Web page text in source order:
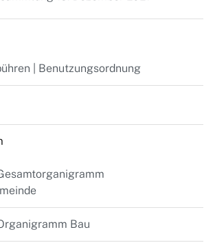
| Benutzungsordnung
Bau